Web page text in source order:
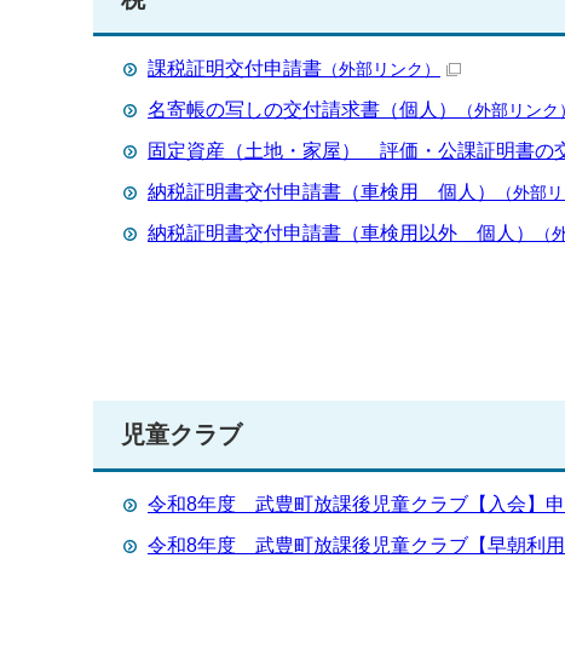
課税証明交付申請書 （外部リンク）
名寄帳の写しの交付請求書（個人） （外部リンク）
固定資産（土地・家屋） 評価・公課証明書の
納税証明書交付申請書（車検用 個人） （外部
納税証明書交付申請書（車検用以外 個人） （
児童クラブ
令和8年度 武豊町放課後児童クラブ【入会】
令和8年度 武豊町放課後児童クラブ【早朝利